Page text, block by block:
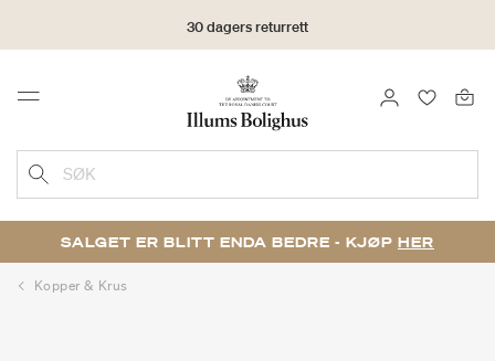
30 dagers returrett
Menu LOGG INN
SØK
SALGET ER BLITT ENDA BEDRE - KJØP HER
Kopper & Krus